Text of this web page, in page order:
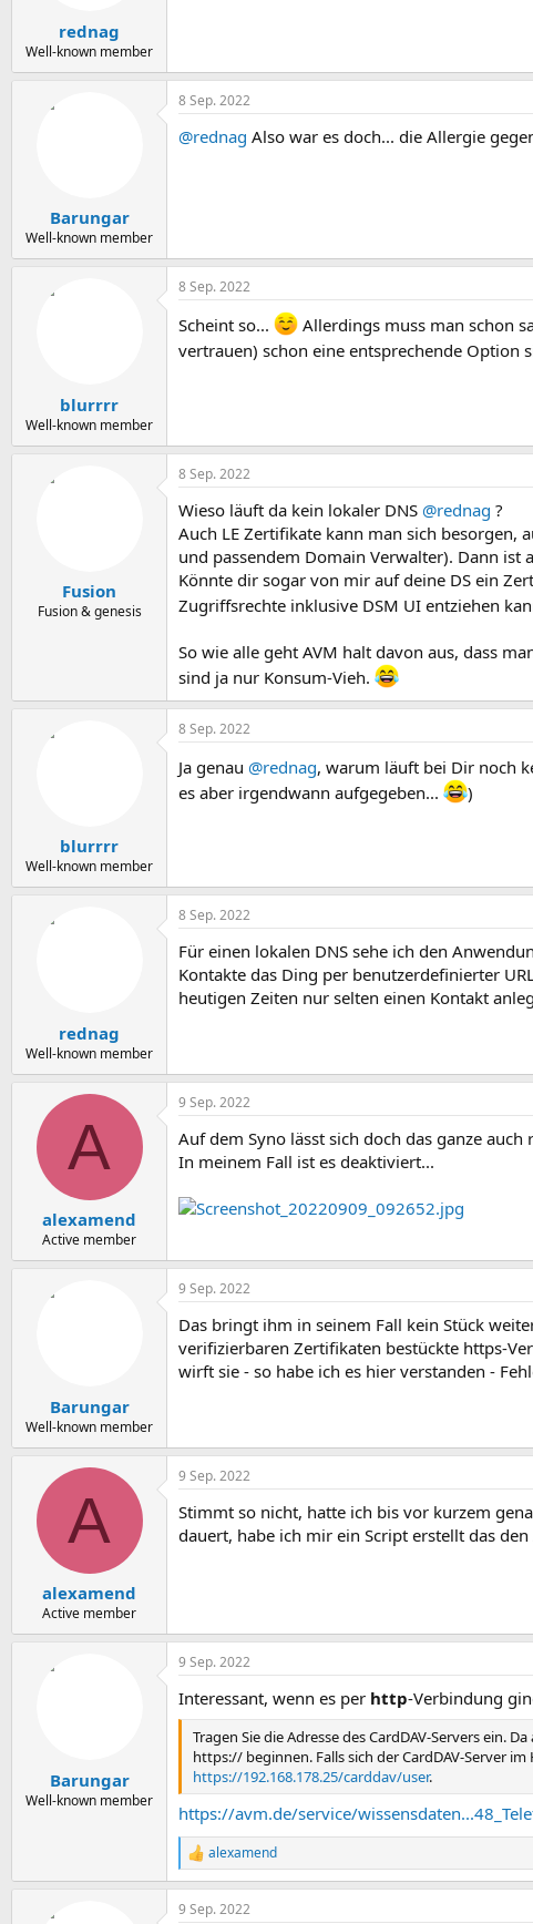
rednag
Well-known member
Barungar
Well-known member
8 Sep. 2022
@rednag Also war es doch... die Allergie
blurrrr
Well-known member
8 Sep. 2022
Scheint so...
Allerdings muss man schon
vertrauen) schon eine entsprechende Option
Fusion
Fusion & genesis
8 Sep. 2022
Wieso läuft da kein lokaler DNS @rednag ?
Auch LE Zertifikate kann man sich besorgen,
und passendem Domain Verwalter). Dann ist
Könnte dir sogar von mir auf deine DS ein
Zugriffsrechte inklusive DSM UI entziehen
So wie alle geht AVM halt davon aus, dass
sind ja nur Konsum-Vieh.
blurrrr
Well-known member
8 Sep. 2022
Ja genau @rednag, warum läuft bei Dir noch
es aber irgendwann aufgegeben...
)
rednag
Well-known member
8 Sep. 2022
Für einen lokalen DNS sehe ich den
Kontakte das Ding per benutzerdefinierter
heutigen Zeiten nur selten einen Kontakt
A
alexamend
Active member
9 Sep. 2022
Auf dem Syno lässt sich doch das ganze
In meinem Fall ist es deaktiviert...
Barungar
Well-known member
9 Sep. 2022
Das bringt ihm in seinem Fall kein Stück
verifizierbaren Zertifikaten bestückte https-
wirft sie - so habe ich es hier verstanden -
A
alexamend
Active member
9 Sep. 2022
Stimmt so nicht, hatte ich bis vor kurzem
dauert, habe ich mir ein Script erstellt das
Barungar
Well-known member
9 Sep. 2022
Interessant, wenn es per http-Verbindung
Tragen Sie die Adresse des CardDAV-Servers ein.
https:// beginnen. Falls sich der CardDAV-Server
https://192.168.178.25/carddav/user.
https://avm.de/service/
R
e
a
k
alexamend
9 Sep. 2022